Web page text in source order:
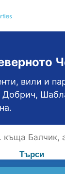
вили и
Добрич,
Търси